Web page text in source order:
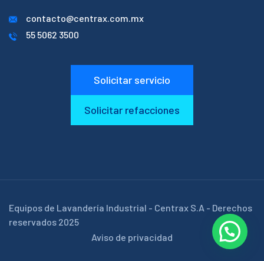
contacto@centrax.com.mx
55 5062 3500
Solicitar servicio
Solicitar refacciones
Equipos de Lavandería Industrial - Centrax S.A - Derechos
reservados 2025
Aviso de privacidad